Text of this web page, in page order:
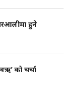
हुने
को चर्चा